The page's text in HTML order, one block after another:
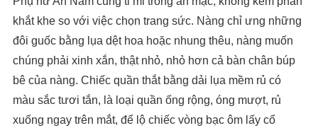
khắt khe so với việc chọn trang sức. Nàng chỉ ưng những
đôi guốc bằng lụa dệt hoa hoặc nhung thêu, nàng muốn
chúng phải xinh xắn, thật nhỏ, nhỏ hơn cả bàn chân búp
bê của nàng. Chiếc quần thắt bằng dải lụa mềm rủ có
màu sắc tươi tắn, là loại quần ống rộng, óng mượt, rủ
xuống ngay trên mắt, để lộ chiếc vòng bạc ôm lấy cổ